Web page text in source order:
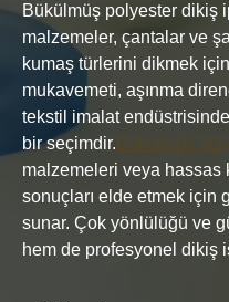
Bükülmüş polyester dikiş
malzemeler, çantalar ve
kumaş türlerini dikmek
mukavemeti, aşınma
tekstil imalat
bir seçimdir. Bükülmüş
malzemeleri veya hassas
sonuçları elde etmek için
sunar. Çok yönlülüğü ve
hem de profesyonel dikiş